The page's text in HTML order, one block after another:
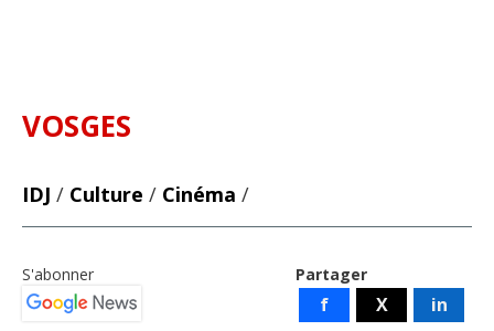
VOSGES
IDJ / Culture / Cinéma /
Partager
f X in
S'abonner